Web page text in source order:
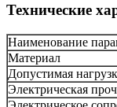
Технические
Наименование
Материал
Допустимая
Электрическая